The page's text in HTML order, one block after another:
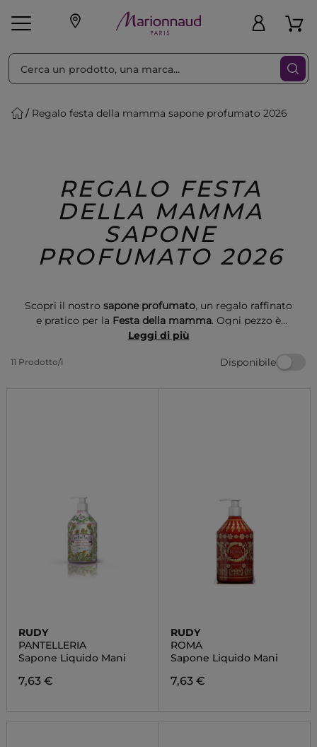
Make-up Profumi
Regalo
Regalo festa della mamma sapone profumato 2026
REGALO FESTA
DELLA MAMMA
SAPONE
PROFUMATO 2026
Scopri il nostro sapone profumato, un regalo raffinato
e pratico per la Festa della mamma. Ogni pezzo è
realizzato con ingredienti naturali, offrendo
pensiero che unisce bellezza e benessere, perfetto per
Leggi di più
11 Prodotto/i Disponibile
Ordina per Filtra
RUDY
PANTELLERIA
Sapone Liquido Mani
7,63 €
RUDY
ROMA
Sapone Liquido Mani
7,63 €